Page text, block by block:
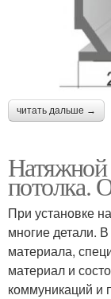
читать дальше →
Натяжной
потолка.
При установке
многие детали.
материала,
материал и
коммуникаций и